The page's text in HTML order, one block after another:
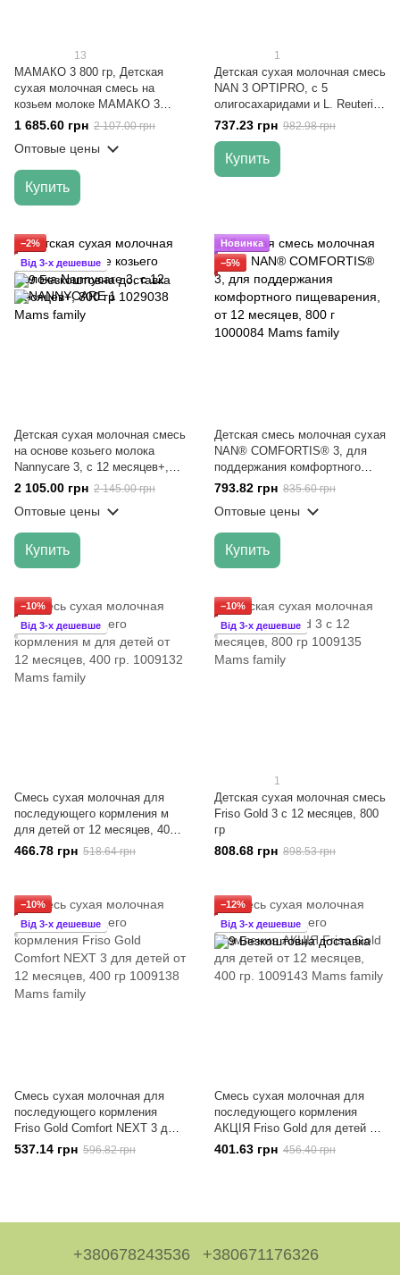
13
МАМАКО 3 800 гр, Детская
сухая молочная смесь на
козьем молоке МАМАКО 3
PREMIUM 12+ мес, 800 гр
1 685.60 грн 2 107.00 грн
Оптовые цены
Купить
1
Детская сухая молочная смесь
NAN 3 OPTIPRO, с 5
олигосахаридами и L. Reuteri
для детей от 12 месяцев, 800 г
737.23 грн 982.98 грн
Купить
−2%
Від 3-х дешевше
Детская сухая молочная смесь
на основе козьего молока
Nannycare 3, с 12 месяцев+,
800 гр
2 105.00 грн 2 145.00 грн
Оптовые цены
Купить
Новинка
−5%
Детская смесь молочная сухая
NAN® COMFORTIS® 3, для
поддержания комфортного
пищеварения, от 12 месяцев,
793.82 грн 835.60 грн
Оптовые цены
Купить
−10%
Від 3-х дешевше
Смесь сухая молочная для
последующего кормления м
для детей от 12 месяцев, 400
гр.
466.78 грн 518.64 грн
−10%
Від 3-х дешевше
1
Детская сухая молочная смесь
Friso Gold 3 с 12 месяцев, 800
гр
808.68 грн 898.53 грн
−10%
Від 3-х дешевше
Смесь сухая молочная для
последующего кормления
Friso Gold Comfort NEXT 3 для
детей от 12 месяцев, 400 гр
537.14 грн 596.82 грн
−12%
Від 3-х дешевше
Смесь сухая молочная для
последующего кормления
АКЦІЯ Friso Gold для детей от
12 месяцев, 400 гр.
401.63 грн 456.40 грн
+380678243536 +380671176326